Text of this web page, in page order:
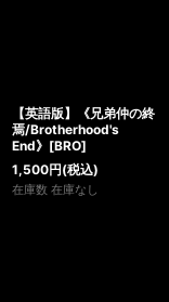
【英語版】《兄弟仲の終
焉/Brotherhood's
End》[BRO]
1,500円(税込)
在庫数 在庫なし